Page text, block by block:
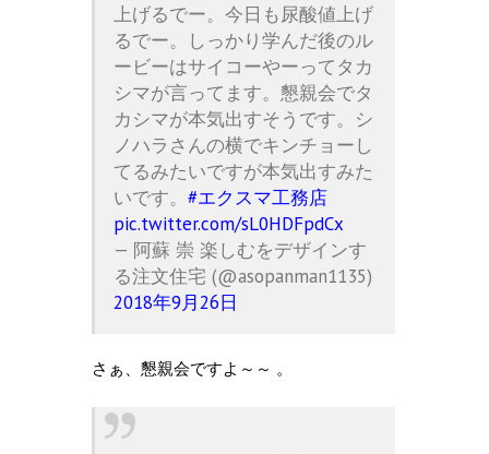
上げるでー。今日も尿酸値上げ
るでー。しっかり学んだ後のル
ービーはサイコーやーってタカ
シマが言ってます。懇親会でタ
カシマが本気出すそうです。シ
ノハラさんの横でキンチョーし
てるみたいですが本気出すみた
いです。 #エクスマ工務店
pic.twitter.com/sL0HDFpdCx
— 阿蘇 崇 楽しむをデザインす
る注文住宅 (@asopanman1135)
2018年9月26日
さぁ、懇親会ですよ～～ 。